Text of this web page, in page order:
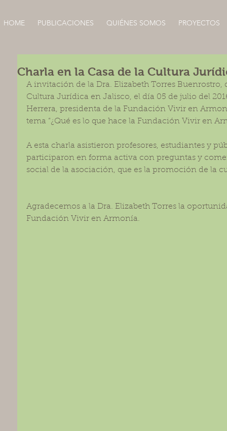
HOME PUBLICACIONES QUIÉNES SOMOS PROYECTOS
Charla en la Casa de la Cultura
A invitación de la Dra. Elizabeth Torres Buenrostro,
Cultura Jurídica en Jalisco, el día 05 de julio del
Herrera, presidenta de la Fundación Vivir en
tema “¿Qué es lo que hace la Fundación Vivir en
A esta charla asistieron profesores, estudiantes y
participaron en forma activa con preguntas y
social de la asociación, que es la promoción de la
Agradecemos a la Dra. Elizabeth Torres la
Fundación Vivir en Armonía.